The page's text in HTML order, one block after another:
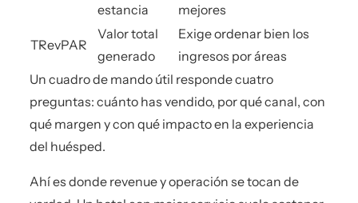
estancia
mejores
TRevPAR
Valor total
generado
Exige ordenar bien los
ingresos por áreas
Un cuadro de mando útil responde cuatro
preguntas: cuánto has vendido, por qué canal, con
qué margen y con qué impacto en la experiencia
del huésped.
Ahí es donde revenue y operación se tocan de